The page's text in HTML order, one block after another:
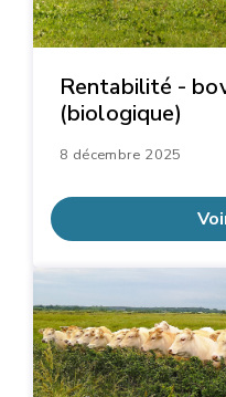
Rentabilité -
(biologique)
8 décembre 2025